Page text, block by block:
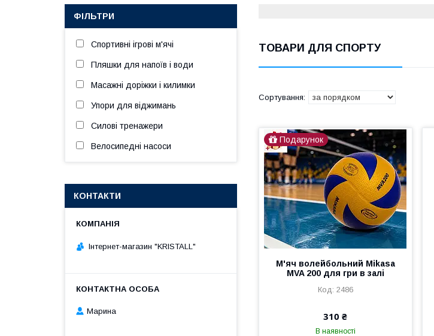
ТОВАРИ ДЛЯ СПОРТУ
Подарунок
М'яч волейбольний Mikasa
MVA 200 для гри в залі
2486
310 ₴
В наявності
ФІЛЬТРИ
Спортивні ігрові м'ячі
Пляшки для напоїв і води
Масажні доріжки і килимки
Упори для віджимань
Силові тренажери
Велосипедні насоси
КОНТАКТИ
Інтернет-магазин "KRISTALL"
Марина